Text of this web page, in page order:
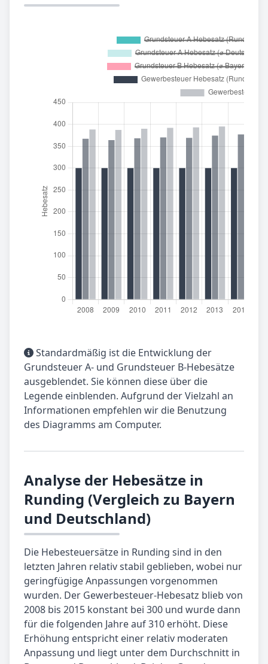
Standardmäßig ist die Entwicklung der
Grundsteuer A- und Grundsteuer B-Hebesätze
ausgeblendet. Sie können diese über die
Legende einblenden. Aufgrund der Vielzahl an
Informationen empfehlen wir die Benutzung
des Diagramms am Computer.
Analyse der Hebesätze in
Runding (Vergleich zu Bayern
und Deutschland)
Die Hebesteuersätze in Runding sind in den
letzten Jahren relativ stabil geblieben, wobei nur
geringfügige Anpassungen vorgenommen
wurden. Der Gewerbesteuer-Hebesatz blieb von
2008 bis 2015 konstant bei 300 und wurde dann
für die folgenden Jahre auf 310 erhöht. Diese
Erhöhung entspricht einer relativ moderaten
Anpassung und liegt unter dem Durchschnitt in